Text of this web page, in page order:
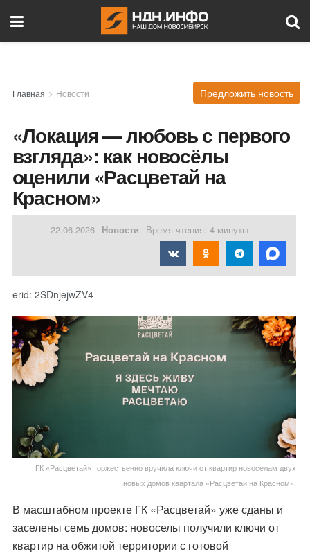
Главная Новости Предложить новость
«Локация — любовь с первого
взгляда»: как новосёлы
оценили «Расцветай на
Красном»
22.06.2026 Новости Время чтения: 4 минуты
erid: 2SDnjejwZV4
ГК «Расцветай» торжественно вручила ключи от квартир новоселам двух
новых домов квартала «Расцветай на Красном».
В масштабном проекте ГК «Расцветай» уже сданы и
заселены семь домов: новоселы получили ключи от
квартир на обжитой территории с готовой